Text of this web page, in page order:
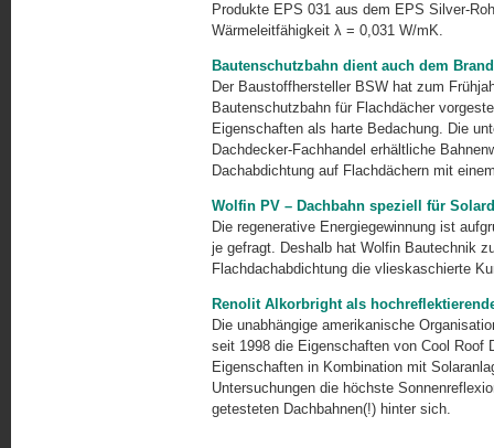
Produkte EPS 031 aus dem EPS Silver-
Wärmeleitfähigkeit λ = 0,031 W/mK.
Bautenschutzbahn dient auch dem
Der Baustoffhersteller BSW hat zum
Bautenschutzbahn für Flachdächer
Eigenschaften als harte Bedachung. Die
Dachdecker-Fachhandel erhältliche
Dachabdichtung auf Flachdächern mit
Wolfin PV – Dachbahn speziell für
Die regenerative Energiegewinnung ist
je gefragt. Deshalb hat Wolfin Bautechnik
Flachdachabdichtung die vlieskaschierte
Renolit Alkorbright als
Die unabhängige amerikanische
seit 1998 die Eigenschaften von Cool Roof
Eigenschaften in Kombination mit
Untersuchungen die höchste
getesteten Dachbahnen(!) hinter sich.